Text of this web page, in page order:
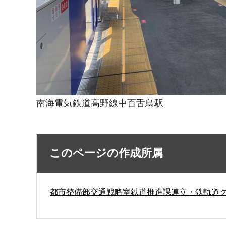
南海電気鉄道高野線中百舌鳥駅
このページの作成所属
都市整備部交通戦略室鉄道推進課連立・鉄軌道